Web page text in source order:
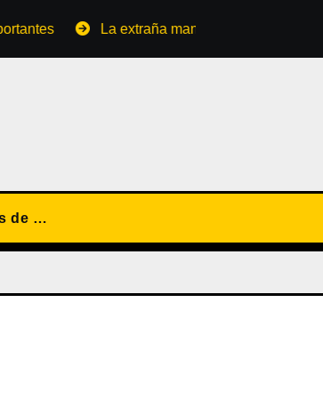
La extraña manera de convertirse en familia
de …